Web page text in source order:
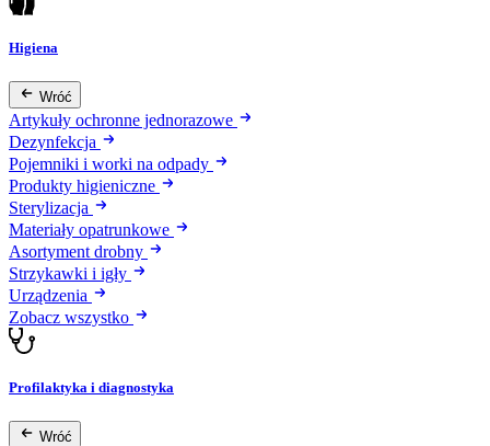
Higiena
Wróć
Artykuły ochronne jednorazowe
Dezynfekcja
Pojemniki i worki na odpady
Produkty higieniczne
Sterylizacja
Materiały opatrunkowe
Asortyment drobny
Strzykawki i igły
Urządzenia
Zobacz wszystko
Profilaktyka i diagnostyka
Wróć